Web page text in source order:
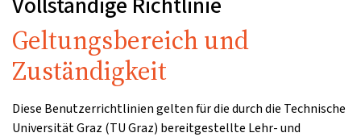
Geltungsbereich und
Zuständigkeit
Diese Benutzerrichtlinien gelten für die durch die Technische
Universität Graz (TU Graz) bereitgestellte Lehr- und